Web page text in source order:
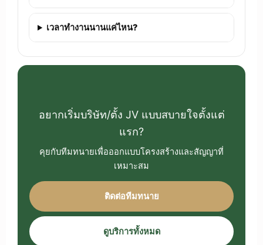
เวลาทำงานนานแค่ไหน?
อยากเริ่มบริษัท/ตั้ง JV แบบสบายใจตั้งแต่
แรก?
คุยกับทีมทนายเพื่อออกแบบโครงสร้างและสัญญาที่
เหมาะสม
ติดต่อทีมทนาย
ดูบริการทั้งหมด